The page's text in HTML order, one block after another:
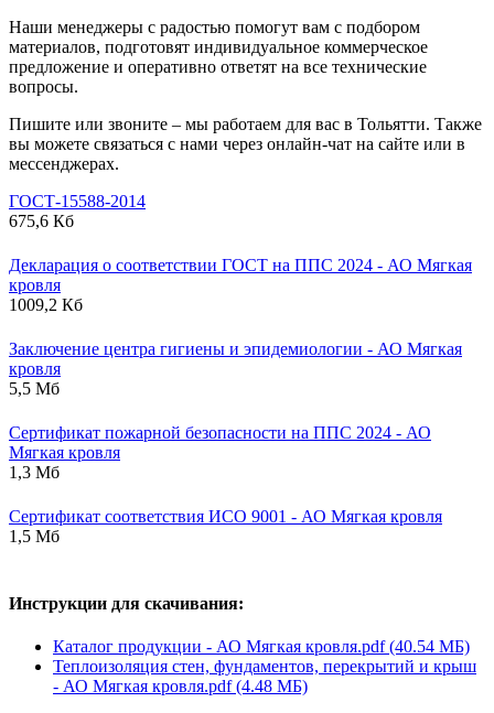
Наши менеджеры с радостью помогут вам с подбором
материалов, подготовят индивидуальное коммерческое
предложение и оперативно ответят на все технические
вопросы.
Пишите или звоните – мы работаем для вас в Тольятти. Также
вы можете связаться с нами через онлайн-чат на сайте или в
мессенджерах.
ГОСТ-15588-2014
675,6 Кб
Декларация о соответствии ГОСТ на ППС 2024 - АО Мягкая
кровля
1009,2 Кб
Заключение центра гигиены и эпидемиологии - АО Мягкая
кровля
5,5 Мб
Сертификат пожарной безопасности на ППС 2024 - АО
Мягкая кровля
1,3 Мб
Сертификат соответствия ИСО 9001 - АО Мягкая кровля
1,5 Мб
Инструкции для скачивания:
Каталог продукции - АО Мягкая кровля.pdf (40.54 МБ)
Теплоизоляция стен, фундаментов, перекрытий и крыш
- АО Мягкая кровля.pdf (4.48 МБ)